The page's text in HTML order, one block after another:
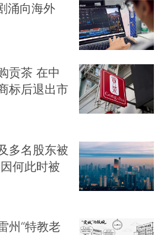
涌向海外
贡茶 在中
标后退出市
多名股东被
何此时被
州“特教老